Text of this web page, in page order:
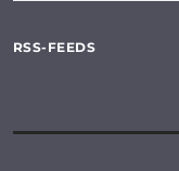
RSS-FEEDS